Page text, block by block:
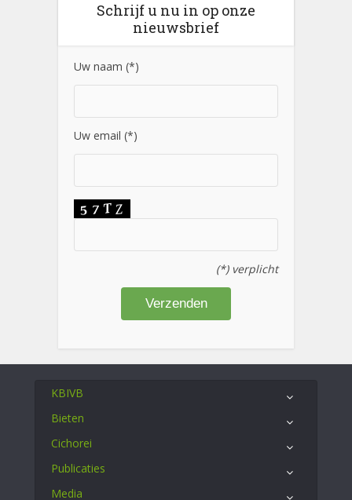
Schrijf u nu in op onze
nieuwsbrief
Uw naam (*)
Uw email (*)
(*) verplicht
KBIVB
Bieten
Cichorei
Publicaties
Media